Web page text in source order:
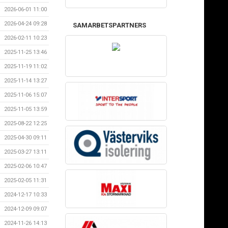
2026-06-01 11:00
2026-04-24 09:28
2026-02-11 10:23
2025-11-25 13:46
2025-11-19 11:02
2025-11-14 13:27
2025-11-06 15:07
2025-11-05 13:59
2025-08-22 12:25
2025-04-30 09:11
2025-03-27 13:11
2025-02-06 10:47
2025-02-05 11:31
2024-12-17 10:33
2024-12-09 09:07
2024-11-26 14:13
SAMARBETSPARTNERS